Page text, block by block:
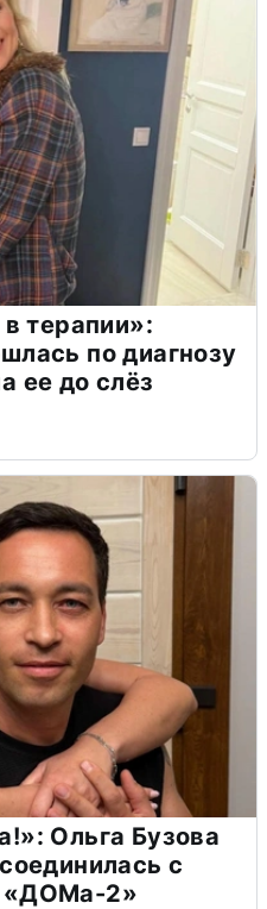
терапии»:
по диагнозу
ее до слёз
Ольга Бузова
с
«ДОМа-2»